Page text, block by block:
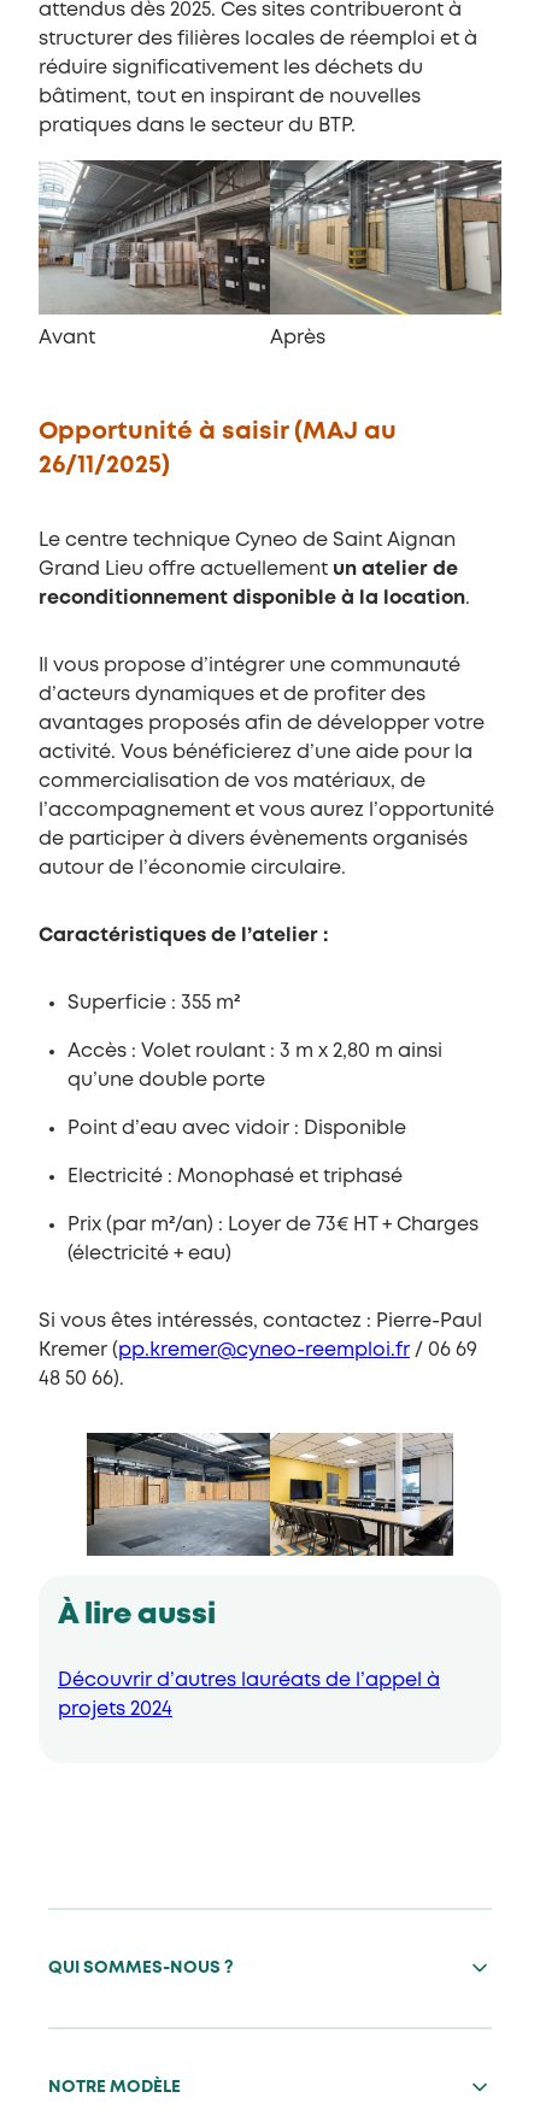
attendus dès 2025. Ces sites contribueront à
structurer des filières locales de réemploi et à
réduire significativement les déchets du
bâtiment, tout en inspirant de nouvelles
pratiques dans le secteur du BTP.
Avant Après
Opportunité à saisir (MAJ au
26/11/2025)
Le centre technique Cyneo de Saint Aignan
Grand Lieu offre actuellement un atelier de
reconditionnement disponible à la location.
Il vous propose d’intégrer une communauté
d’acteurs dynamiques et de profiter des
avantages proposés afin de développer votre
activité. Vous bénéficierez d’une aide pour la
commercialisation de vos matériaux, de
l’accompagnement et vous aurez l’opportunité
de participer à divers évènements organisés
autour de l’économie circulaire.
Caractéristiques de l’atelier :
Superficie : 355 m²
Accès : Volet roulant : 3 m x 2,80 m ainsi
qu’une double porte
Point d’eau avec vidoir : Disponible
Electricité : Monophasé et triphasé
Prix (par m²/an) : Loyer de 73€ HT + Charges
(électricité + eau)
Si vous êtes intéressés, contactez : Pierre-Paul
Kremer (pp.kremer@cyneo-reemploi.fr / 06 69
48 50 66).
À lire aussi
Découvrir d’autres lauréats de l’appel à
projets 2024
QUI SOMMES-NOUS ?
NOTRE MODÈLE